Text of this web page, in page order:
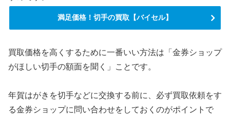
満足価格！切手の買取【バイセル】
買取価格を高くするために一番いい方法は「金券ショップ
がほしい切手の額面を聞く」ことです。
年賀はがきを切手などに交換する前に、必ず買取依頼をす
る金券ショップに問い合わせをしておくのがポイントで